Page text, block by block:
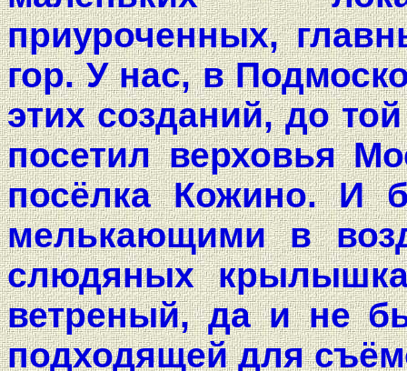
приуроченных,
гор. У нас, в
этих созданий, до
посетил верховья
посёлка Кожино. И
мелькающими в
слюдяных
ветреный, да и не
подходящей для